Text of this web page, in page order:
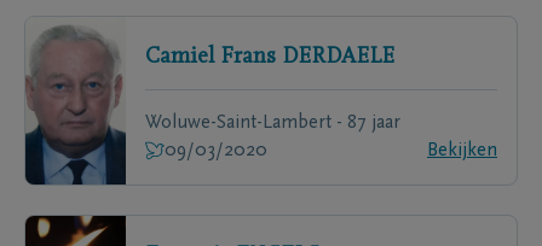
Camiel Frans DERDAELE
Woluwe-Saint-Lambert - 87 jaar
09/03/2020
Bekijken